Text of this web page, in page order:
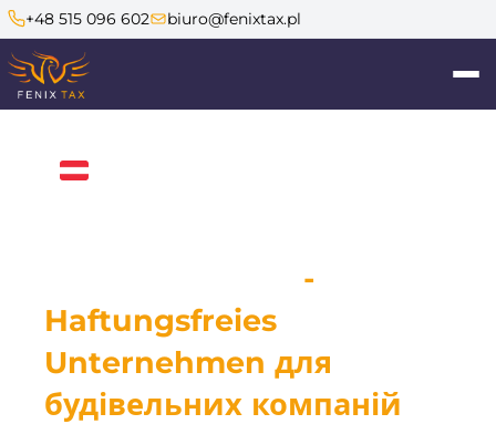
+48 515 096 602 biuro@fenixtax.pl
-
Haftungsfreies
Unternehmen для
будівельних компаній
Fenix Tax
Anglia